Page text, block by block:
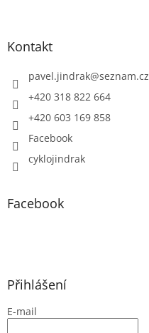
Kontakt
pavel.jindrak@seznam.cz
+420 318 822 664
+420 603 169 858
Facebook
cyklojindrak
Facebook
Přihlášení
E-mail